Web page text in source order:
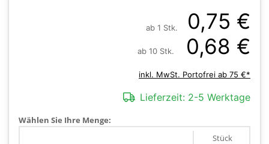
ab 1 Stk. 0,75 €
ab 10 Stk. 0,68 €
inkl. MwSt. Portofrei ab 75 €*
Lieferzeit: 2-5 Werktage
Wählen Sie Ihre Menge:
Stück